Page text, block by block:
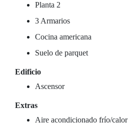
Planta 2
3 Armarios
Cocina americana
Suelo de parquet
Edificio
Ascensor
Extras
Aire acondicionado frío/calor